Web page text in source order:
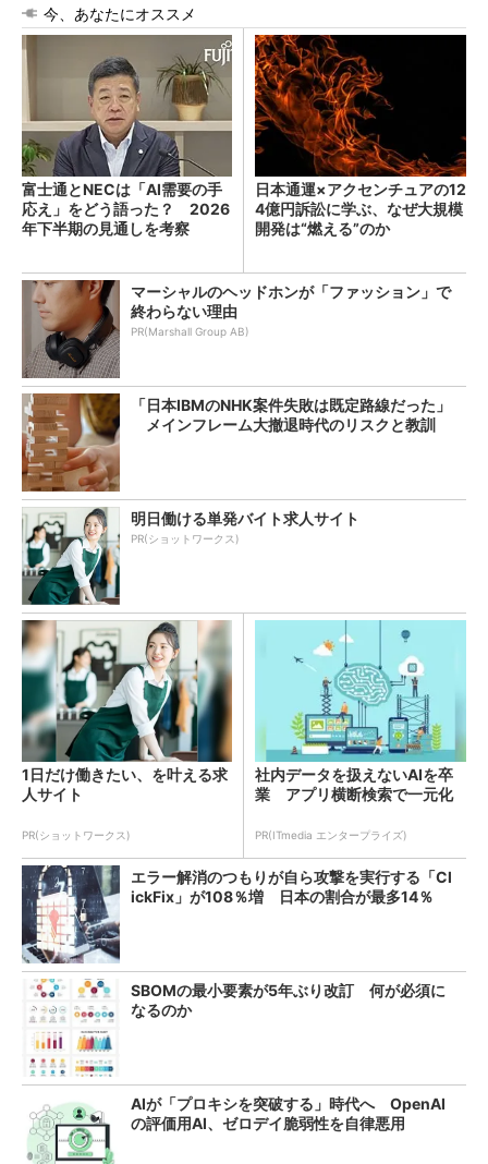
今、あなたにオススメ
富士通とNECは「AI需要の手
応え」をどう語った？ 2026
年下半期の見通しを考察
日本通運×アクセンチュアの12
4億円訴訟に学ぶ、なぜ大規模
開発は“燃える”のか
マーシャルのヘッドホンが「ファッション」で
終わらない理由
PR(Marshall Group AB)
「日本IBMのNHK案件失敗は既定路線だった」
メインフレーム大撤退時代のリスクと教訓
明日働ける単発バイト求人サイト
PR(ショットワークス)
1日だけ働きたい、を叶える求
人サイト
PR(ショットワークス)
社内データを扱えないAIを卒
業 アプリ横断検索で一元化
PR(ITmedia エンタープライズ)
エラー解消のつもりが自ら攻撃を実行する「Cl
ickFix」が108％増 日本の割合が最多14％
SBOMの最小要素が5年ぶり改訂 何が必須に
なるのか
AIが「プロキシを突破する」時代へ OpenAI
の評価用AI、ゼロデイ脆弱性を自律悪用